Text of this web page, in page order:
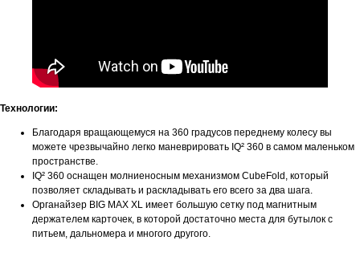
Технологии:
Благодаря вращающемуся на 360 градусов переднему колесу вы
можете чрезвычайно легко маневрировать IQ² 360 в самом маленьком
пространстве.
IQ² 360 оснащен молниеносным механизмом CubeFold, который
позволяет складывать и раскладывать его всего за два шага.
Органайзер BIG MAX XL имеет большую сетку под магнитным
держателем карточек, в которой достаточно места для бутылок с
питьем, дальномера и многого другого.